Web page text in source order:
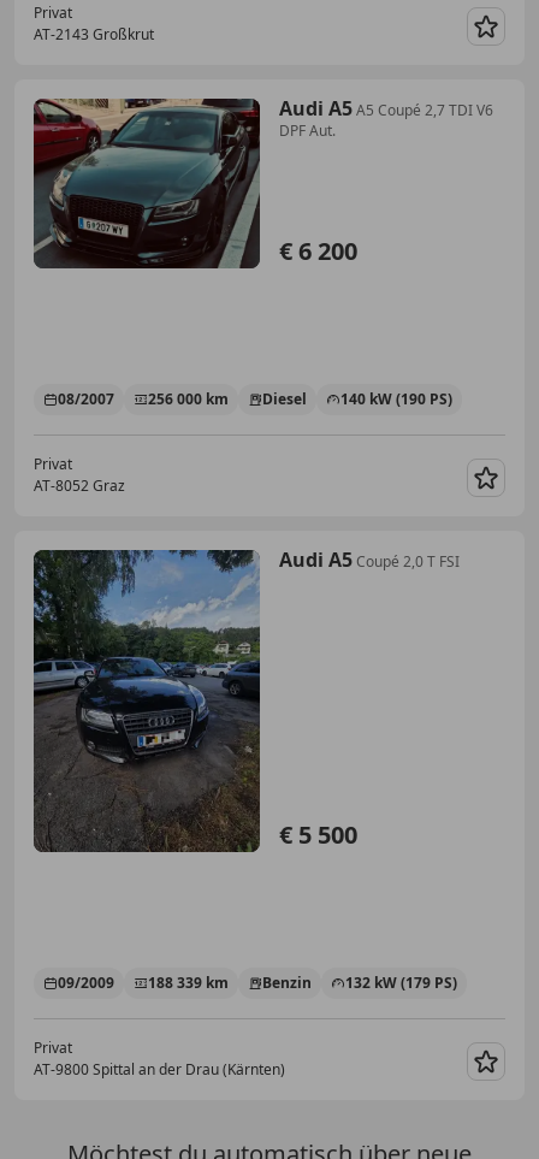
Privat
AT-2143 Großkrut
Audi A5A5 Coupé 2,7 TDI V6
DPF Aut.
€ 6 200
08/2007 256 000 km Diesel 140 kW (190 PS)
Privat
AT-8052 Graz
Audi A5Coupé 2,0 T FSI
€ 5 500
09/2009 188 339 km Benzin 132 kW (179 PS)
Privat
AT-9800 Spittal an der Drau (Kärnten)